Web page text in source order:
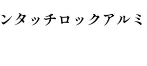
タッチロックアル